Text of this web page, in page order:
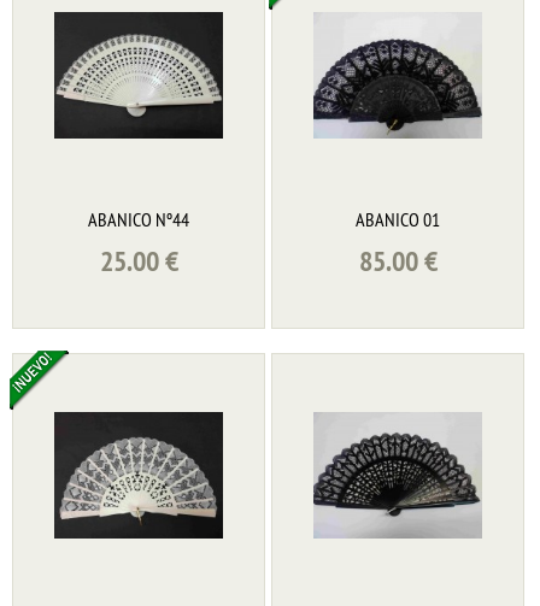
ABANICO Nº44
25.00€
ABANICO 01
85.00€